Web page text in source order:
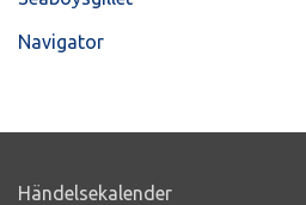
Navigator
Händelsekalender